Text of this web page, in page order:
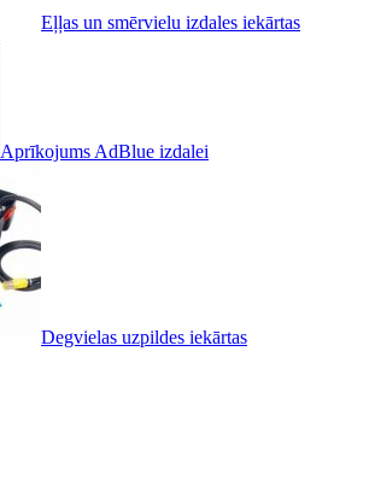
Eļļas un smērvielu izdales iekārtas
Aprīkojums AdBlue izdalei
Degvielas uzpildes iekārtas